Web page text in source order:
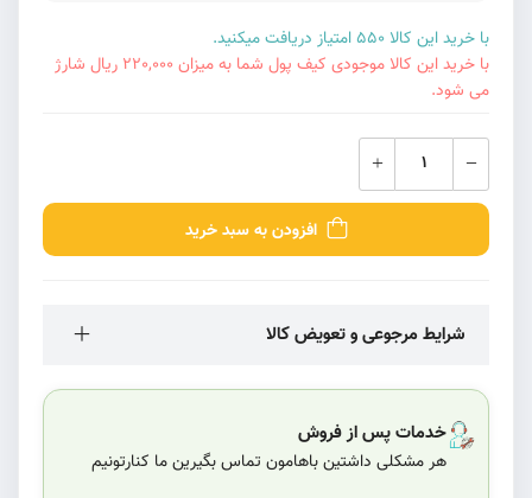
با خرید این کالا 550 امتیاز دریافت میکنید.
با خرید این کالا موجودی کیف پول شما به میزان 220,000 ریال شارژ
می شود.
افزودن به سبد خرید
شرایط مرجوعی و تعویض کالا
خدمات پس از فروش
هر مشکلی داشتین باهامون تماس بگیرین ما کنارتونیم